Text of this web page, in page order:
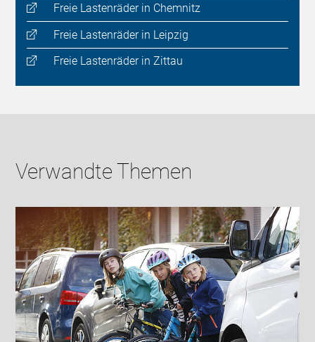
Freie Lastenräder in Chemnitz
Freie Lastenräder in Leipzig
Freie Lastenräder in Zittau
Verwandte Themen